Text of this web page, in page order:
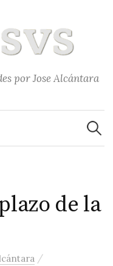
por Jose Alcántara
de la
/